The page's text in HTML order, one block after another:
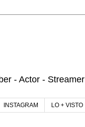
- Actor - Streamer
INSTAGRAM LO + VISTO